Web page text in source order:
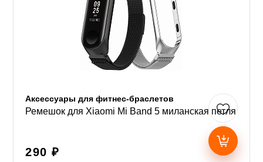
Аксессуары для фитнес-браслетов
Ремешок для Xiaomi Mi Band 5 миланская петля
290 ₽